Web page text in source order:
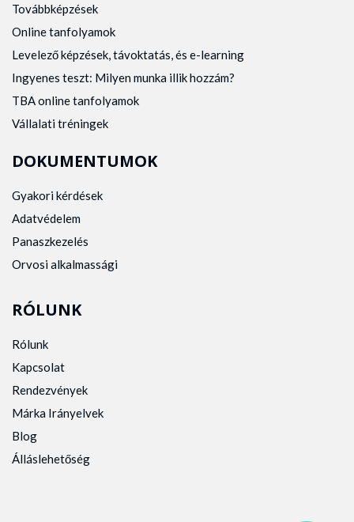
Továbbképzések
Online tanfolyamok
Levelező képzések, távoktatás, és e-learning
Ingyenes teszt: Milyen munka illik hozzám?
TBA online tanfolyamok
Vállalati tréningek
DOKUMENTUMOK
Gyakori kérdések
Adatvédelem
Panaszkezelés
Orvosi alkalmassági
RÓLUNK
Rólunk
Kapcsolat
Rendezvények
Márka Irányelvek
Blog
Álláslehetőség